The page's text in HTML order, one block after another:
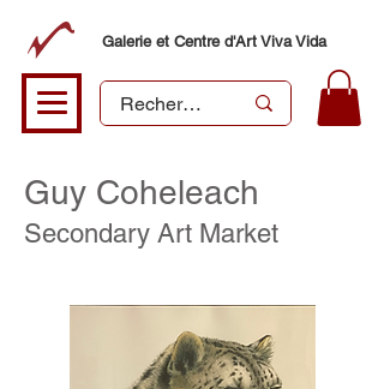
Galerie et Centre d'Art Viva Vida
Guy Coheleach
Secondary Art Market